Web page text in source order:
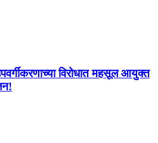
विरोधात महसूल आयुक्त